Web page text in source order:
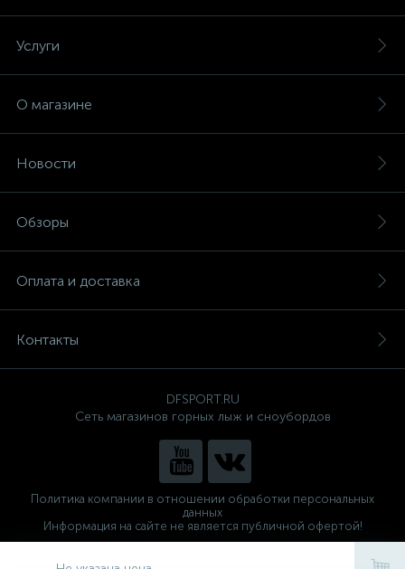
Услуги
О магазине
Новости
Обзоры
Оплата и доставка
Контакты
DFSPORT.RU
Сеть магазинов горных лыж и сноубордов
Политика компании в отношении обработки персональных
данных
Информация на сайте не является публичной офертой!